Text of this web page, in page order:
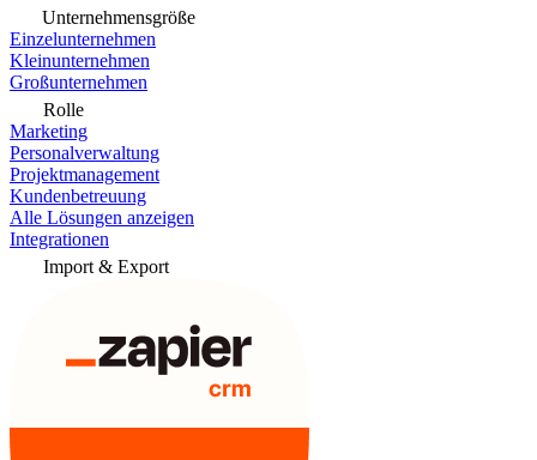
Unternehmensgröße
Einzelunternehmen
Kleinunternehmen
Großunternehmen
Rolle
Marketing
Personalverwaltung
Projektmanagement
Kundenbetreuung
Alle Lösungen anzeigen
Integrationen
Import & Export